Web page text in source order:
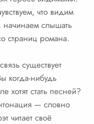
что видим
начинаем слышать
страниц романа.
существует
когда-нибудь
хотят стать песней?
— словно
читает своё